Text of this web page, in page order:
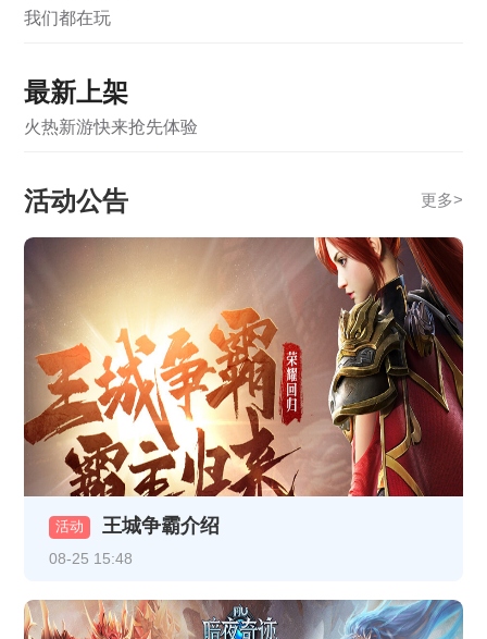
《霸者天下》4月28日维护公告
《霸者天下》4月28日合服公告
《霸者天下》3月31日合服公告
《霸者天下》开服活动
《龙破九天》2月5日10:00-12:00合服公告
《龙破九天》1月13日10:00-12:00合服公告
《热血战纪》1月9日合服公告
《龙破九天》1月9日16:30-17:30更新维护公告
《龙破九天》1月8日16:30-17:30更新维护公告
《热血战纪》1月1日-1月3日线下返利
我们都在玩
最新上架
火热新游快来抢先体验
活动公告 更多>
活动 王城争霸介绍
08-25 15:48